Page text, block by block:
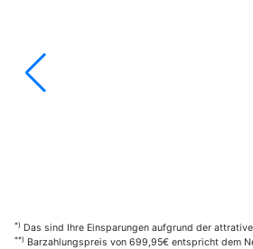
*) Das sind Ihre Einsparungen aufgrund der
**) Barzahlungspreis von 699,95€ entspricht dem